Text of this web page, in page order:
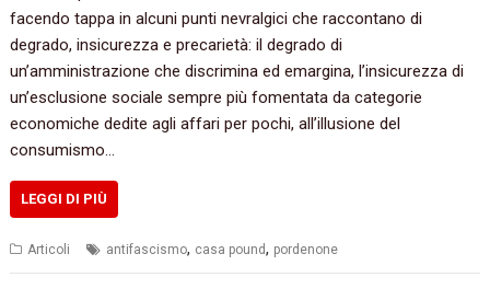
facendo tappa in alcuni punti nevralgici che raccontano di
degrado, insicurezza e precarietà: il degrado di
un’amministrazione che discrimina ed emargina, l’insicurezza di
un’esclusione sociale sempre più fomentata da categorie
economiche dedite agli affari per pochi, all’illusione del
consumismo…
LEGGI DI PIÙ
Articoli antifascismo, casa pound, pordenone